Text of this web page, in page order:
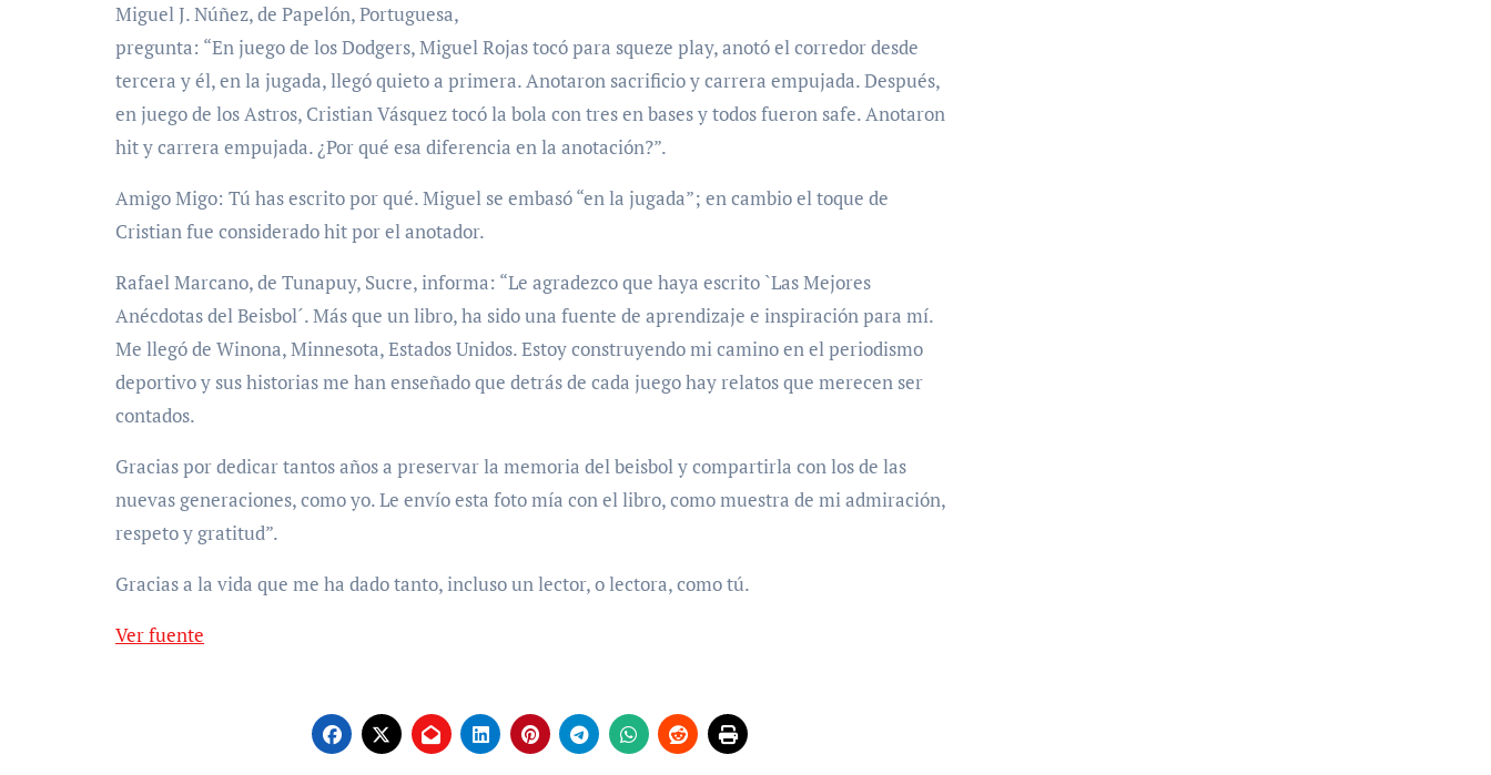
Miguel J. Núñez, de Papelón, Portuguesa,
pregunta: “En juego de los Dodgers, Miguel Rojas tocó para squeze play, anotó el corredor desde
tercera y él, en la jugada, llegó quieto a primera. Anotaron sacrificio y carrera empujada. Después,
en juego de los Astros, Cristian Vásquez tocó la bola con tres en bases y todos fueron safe. Anotaron
hit y carrera empujada. ¿Por qué esa diferencia en la anotación?”.
Amigo Migo: Tú has escrito por qué. Miguel se embasó “en la jugada”; en cambio el toque de
Cristian fue considerado hit por el anotador.
Rafael Marcano, de Tunapuy, Sucre, informa: “Le agradezco que haya escrito `Las Mejores
Anécdotas del Beisbol´. Más que un libro, ha sido una fuente de aprendizaje e inspiración para mí.
Me llegó de Winona, Minnesota, Estados Unidos. Estoy construyendo mi camino en el periodismo
deportivo y sus historias me han enseñado que detrás de cada juego hay relatos que merecen ser
contados.
Gracias por dedicar tantos años a preservar la memoria del beisbol y compartirla con los de las
nuevas generaciones, como yo. Le envío esta foto mía con el libro, como muestra de mi admiración,
respeto y gratitud”.
Gracias a la vida que me ha dado tanto, incluso un lector, o lectora, como tú.
Ver fuente